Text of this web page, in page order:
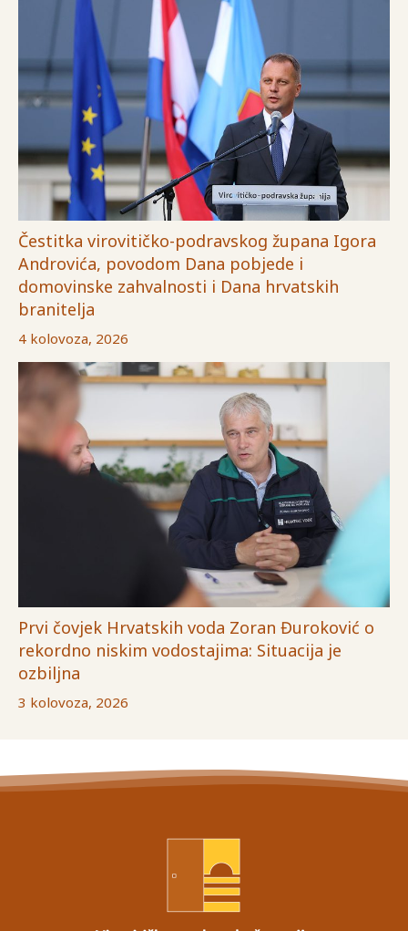
Čestitka virovitičko-podravskog župana Igora
Androvića, povodom Dana pobjede i
domovinske zahvalnosti i Dana hrvatskih
branitelja
4 kolovoza, 2026
Prvi čovjek Hrvatskih voda Zoran Đuroković o
rekordno niskim vodostajima: Situacija je
ozbiljna
3 kolovoza, 2026